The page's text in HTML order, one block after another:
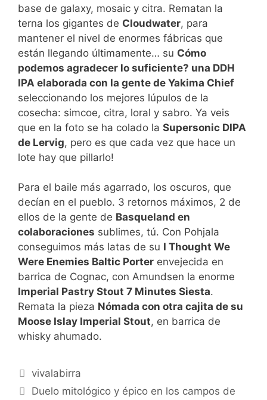
base de galaxy, mosaic y citra. Rematan la
terna los gigantes de Cloudwater, para
mantener el nivel de enormes fábricas que
están llegando últimamente… su Cómo
podemos agradecer lo suficiente? una DDH
IPA elaborada con la gente de Yakima Chief
seleccionando los mejores lúpulos de la
cosecha: simcoe, citra, loral y sabro. Ya veis
que en la foto se ha colado la Supersonic DIPA
de Lervig, pero es que cada vez que hace un
lote hay que pillarlo!
Para el baile más agarrado, los oscuros, que
decían en el pueblo. 3 retornos máximos, 2 de
ellos de la gente de Basqueland en
colaboraciones sublimes, tú. Con Pohjala
conseguimos más latas de su I Thought We
Were Enemies Baltic Porter envejecida en
barrica de Cognac, con Amundsen la enorme
Imperial Pastry Stout 7 Minutes Siesta.
Remata la pieza Nómada con otra cajita de su
Moose Islay Imperial Stout, en barrica de
whisky ahumado.
Categorías
vivalabirra
Duelo mitológico y épico en los campos de